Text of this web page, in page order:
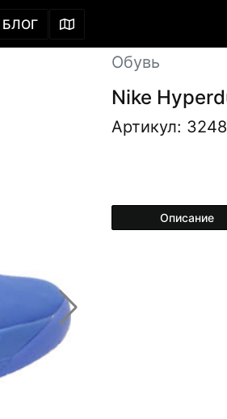
БЛОГ
Обувь
Nike
Артикул:
Описание